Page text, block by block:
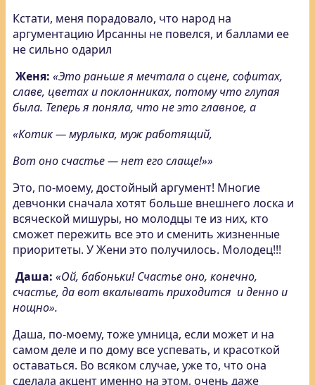
Кстати, меня порадовало, что народ на
аргументацию Ирсанны не повелся, и баллами ее
не сильно одарил
Женя: «Это раньше я мечтала о сцене, софитах,
славе, цветах и поклонниках, потому что глупая
была. Теперь я поняла, что не это главное, а
«Котик — мурлыка, муж работящий,
Вот оно счастье — нет его слаще!»»
Это, по-моему, достойный аргумент! Многие
девчонки сначала хотят больше внешнего лоска и
всяческой мишуры, но молодцы те из них, кто
сможет пережить все это и сменить жизненные
приоритеты. У Жени это получилось. Молодец!!!
Даша: «Ой, бабоньки! Счастье оно, конечно,
счастье, да вот вкалывать приходится и денно и
нощно».
Даша, по-моему, тоже умница, если может и на
самом деле и по дому все успевать, и красоткой
оставаться. Во всяком случае, уже то, что она
сделала акцент именно на этом, очень даже